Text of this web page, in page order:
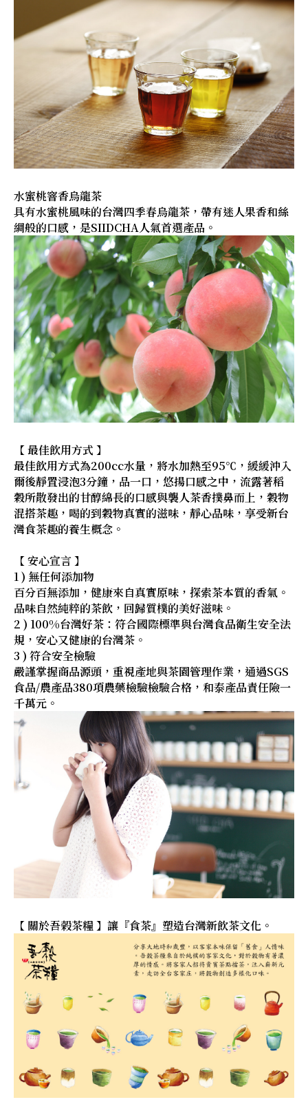
水蜜桃窨香烏龍茶
具有水蜜桃風味的台灣四季春烏龍茶，帶有迷人果香和絲
綢般的口感，是SIIDCHA人氣首選產品。
【 最佳飲用方式 】
最佳飲用方式為200cc水量，將水加熱至95℃，緩緩沖入
爾後靜置浸泡3分鐘，品一口，悠揚口感之中，流露著稻
穀所散發出的甘醇綿長的口感與襲人茶香撲鼻而上，穀物
混搭茶趣，喝的到穀物真實的滋味，靜心品味，享受新台
灣食茶趣的養生概念。
【 安心宣言 】
1 ) 無任何添加物
百分百無添加，健康來自真實原味，探索茶本質的香氣。
品味自然純粹的茶飲，回歸質樸的美好滋味。
2 ) 100%台灣好茶：符合國際標準與台灣食品衛生安全法
規，安心又健康的台灣茶。
3 ) 符合安全檢驗
嚴謹掌握商品源頭，重視產地與茶園管理作業，通過SGS
食品/農產品380項農藥檢驗檢驗合格，和泰產品責任險一
千萬元。
【 關於吾榖茶糧 】讓『食茶』塑造台灣新飲茶文化。